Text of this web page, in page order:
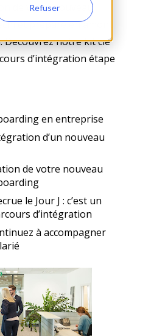
Refuser
de votre nouveau
et préparé en amont
Découvrez notre kit clé
d’intégration étape
en entreprise
d’un nouveau
de votre nouveau
le Jour J : c’est un
d’intégration
à accompagner